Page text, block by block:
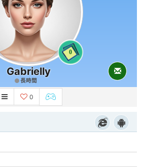
0
Gabrielly
長時間
0